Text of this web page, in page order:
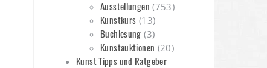
Ausstellungen (753)
Kunstkurs (13)
Buchlesung (3)
Kunstauktionen (20)
Kunst Tipps und Ratgeber